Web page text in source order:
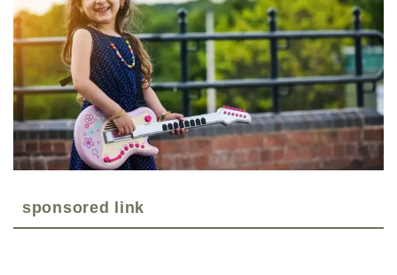
sponsored link